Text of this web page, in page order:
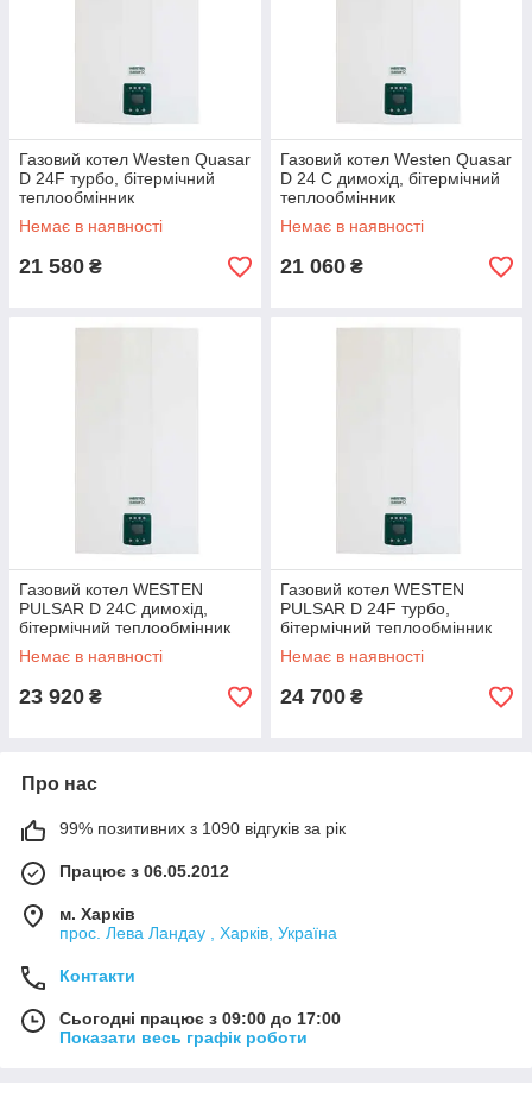
Газовий котел Westen Quasar
D 24F турбо, бітермічний
теплообмінник
Немає в наявності
21 580 ₴
Газовий котел Westen Quasar
D 24 С димохід, бітермічний
теплообмінник
Немає в наявності
21 060 ₴
Газовий котел WESTEN
PULSAR D 24С димохід,
бітермічний теплообмінник
Немає в наявності
23 920 ₴
Газовий котел WESTEN
PULSAR D 24F турбо,
бітермічний теплообмінник
Немає в наявності
24 700 ₴
Про нас
99% позитивних з 1090 відгуків за рік
Працює з 06.05.2012
м. Харків
прос. Лева Ландау , Харків, Україна
Контакти
Сьогодні працює з 09:00 до 17:00
Показати весь графік роботи